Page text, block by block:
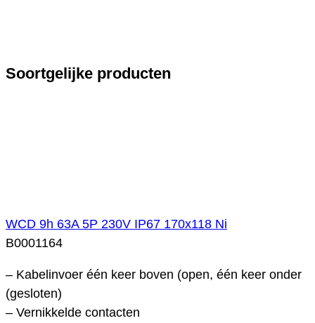
Soortgelijke producten
WCD 9h 63A 5P 230V IP67 170x118 Ni
B0001164
– Kabelinvoer één keer boven (open, één keer onder
(gesloten)
– Vernikkelde contacten